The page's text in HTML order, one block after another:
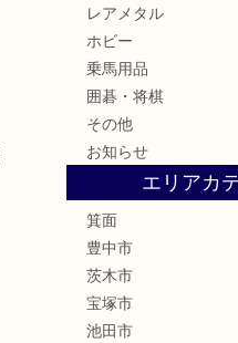
レアメタル
ホビー
乗馬用品
囲碁・将棋
その他
お知らせ
エリアカ
箕面
豊中市
茨木市
宝塚市
池田市